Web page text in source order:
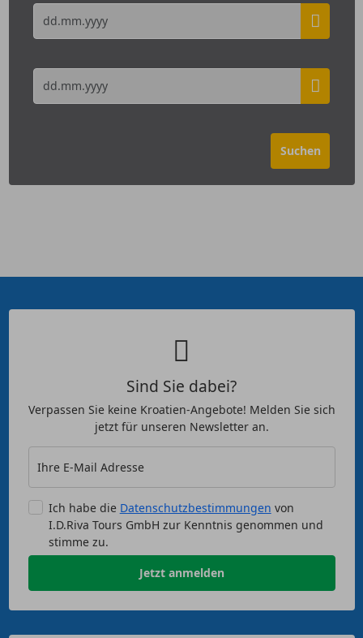
Sind Sie dabei?
Verpassen Sie keine Kroatien-Angebote! Melden Sie sich
jetzt für unseren Newsletter an.
Ihre E-Mail Adresse
Ich habe die Datenschutzbestimmungen von
I.D.Riva Tours GmbH zur Kenntnis genommen und
stimme zu.
Jetzt anmelden